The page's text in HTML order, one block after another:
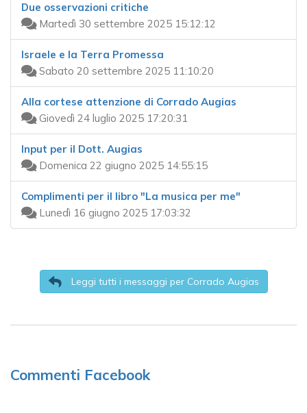
Due osservazioni critiche
Martedì 30 settembre 2025 15:12:12
Israele e la Terra Promessa
Sabato 20 settembre 2025 11:10:20
Alla cortese attenzione di Corrado Augias
Giovedì 24 luglio 2025 17:20:31
Input per il Dott. Augias
Domenica 22 giugno 2025 14:55:15
Complimenti per il libro "La musica per me"
Lunedì 16 giugno 2025 17:03:32
Leggi tutti i messaggi per Corrado Augias
Commenti Facebook